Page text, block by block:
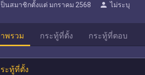
ป็นสมาชิกตั้งแต่ มกราคม 2568 person ไม่ระบุ
พรวม กระทู้ที่ตั้ง กระทู้ที่ตอบ
ะทู้ที่ตั้ง